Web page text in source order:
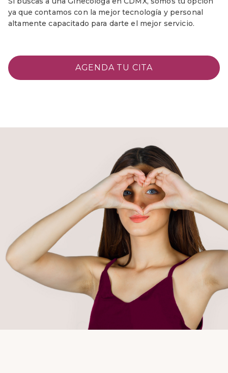
ya que contamos con la mejor tecnología y personal
altamente capacitado para darte el mejor servicio.
AGENDA TU CITA